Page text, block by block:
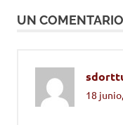
UN COMENTARIO
18